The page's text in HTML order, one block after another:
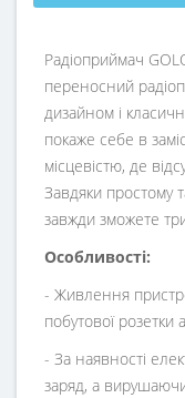
Радіоприймач
переносний
дизайном і
покаже себе в
місцевістю, де
Завдяки простому
завжди зможете
Особливості:
- Живлення
побутової розетки
- За наявності
заряд, а